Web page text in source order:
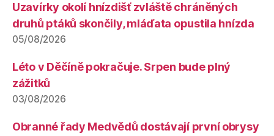
Uzavírky okolí hnízdišť zvláště chráněných
druhů ptáků skončily, mláďata opustila hnízda
05/08/2026
Léto v Děčíně pokračuje. Srpen bude plný
zážitků
03/08/2026
Obranné řady Medvědů dostávají první obrysy